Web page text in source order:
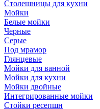
Столешницы для кухни
Мойки
Белые мойки
Черные
Серые
Под мрамор
Глянцевые
Мойки для ванной
Мойки для кухни
Мойки двойные
Интегрированные мойки
Стойки ресепшн